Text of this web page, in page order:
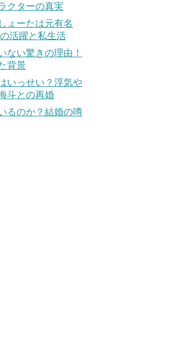
クターの真実
ょーたは元有名
活躍と私生活
ない驚きの理由！
背景
いっせい？浮気や
斗との再婚
るのか？結婚の噂